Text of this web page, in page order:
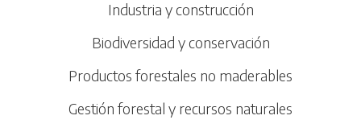
Industria y construcción
Biodiversidad y conservación
Productos forestales no maderables
Gestión forestal y recursos naturales